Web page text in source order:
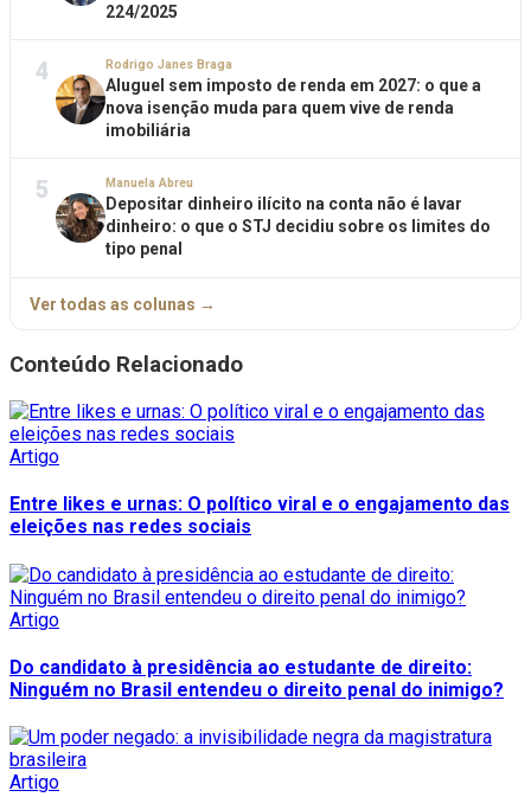
224/2025
4 Rodrigo Janes Braga
Aluguel sem imposto de renda em 2027: o que a
nova isenção muda para quem vive de renda
imobiliária
5 Manuela Abreu
Depositar dinheiro ilícito na conta não é lavar
dinheiro: o que o STJ decidiu sobre os limites do
tipo penal
Ver todas as colunas →
Conteúdo Relacionado
Artigo
Entre likes e urnas: O político viral e o engajamento das
eleições nas redes sociais
Artigo
Do candidato à presidência ao estudante de direito:
Ninguém no Brasil entendeu o direito penal do inimigo?
Artigo